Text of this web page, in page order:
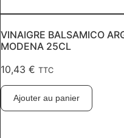
VINAIGRE BALSAMICO
MODENA 25CL
10,43 € TTC
Ajouter au panier